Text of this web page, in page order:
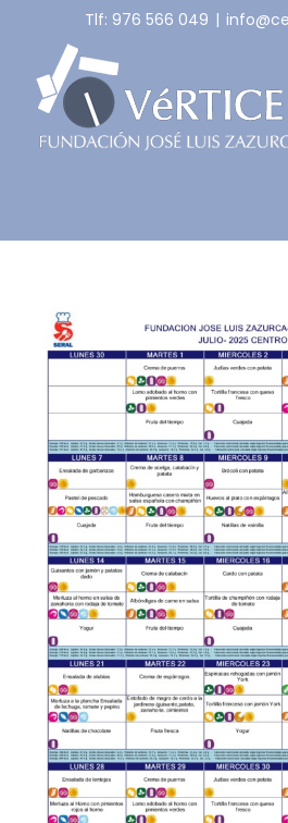
content
Tlf: 976 566 049 |